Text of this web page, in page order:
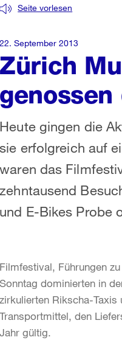
Zürich
Seite vorlesen
Heute gingen die
sie erfolgreich auf
waren das
zehntausend
und E-Bikes Probe
22. September 2013
Filmfestival, Führungen
Sonntag dominierten in
zirkulierten Rikscha-Taxis
Transportmittel, den
Jahr gültig.